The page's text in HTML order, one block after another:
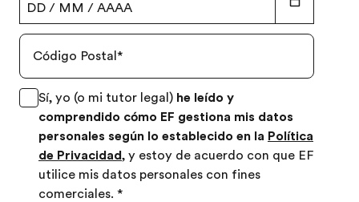
DD / MM / AAAA
Código Postal *
Sí, yo (o mi tutor legal) he leído y
comprendido cómo EF gestiona mis datos
personales según lo establecido en la Política
de Privacidad, y estoy de acuerdo con que EF
utilice mis datos personales con fines
comerciales. *